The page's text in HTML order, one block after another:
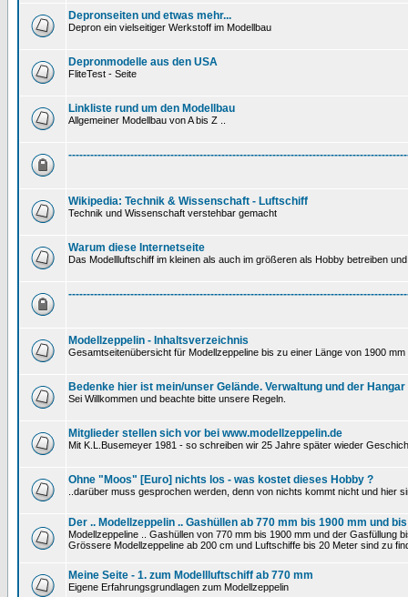
Depronseiten und etwas mehr...
Depron ein vielseitiger Werkstoff im Modellbau
Depronmodelle aus den USA
FliteTest - Seite
Linkliste rund um den Modellbau
Allgemeiner Modellbau von A bis Z ..
Wikipedia: Technik & Wissenschaft - Luftschiff
Technik und Wissenschaft verstehbar gemacht
Warum diese Internetseite
Das Modellluftschiff im kleinen als auch im größeren als Hobby betreiben
Modellzeppelin - Inhaltsverzeichnis
Gesamtseitenübersicht für Modellzeppeline bis zu einer Länge von 1900 mm
Bedenke hier ist mein/unser Gelände. Verwaltung und der Hangar
Sei Willkommen und beachte bitte unsere Regeln.
Mitglieder stellen sich vor bei www.modellzeppelin.de
Mit K.L.Busemeyer 1981 - so schreiben wir 25 Jahre später wieder
Ohne "Moos" [Euro] nichts los - was kostet dieses Hobby ?
..darüber muss gesprochen werden, denn von nichts kommt nicht und hier
Der .. Modellzeppelin .. Gashüllen ab 770 mm bis 1900 mm und
Modellzeppeline .. Gashüllen von 770 mm bis 1900 mm und der
Grössere Modellzeppeline ab 200 cm und Luftschiffe bis 20 Meter sind zu
Meine Seite - 1. zum Modellluftschiff ab 770 mm
Eigene Erfahrungsgrundlagen zum Modellzeppelin